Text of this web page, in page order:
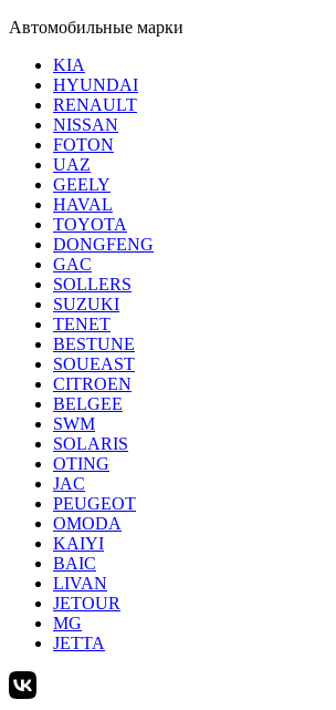
Автомобильные марки
KIA
HYUNDAI
RENAULT
NISSAN
FOTON
UAZ
GEELY
HAVAL
TOYOTA
DONGFENG
GAC
SOLLERS
SUZUKI
TENET
BESTUNE
SOUEAST
CITROEN
BELGEE
SWM
SOLARIS
OTING
JAC
PEUGEOT
OMODA
KAIYI
BAIC
LIVAN
JETOUR
MG
JETTA